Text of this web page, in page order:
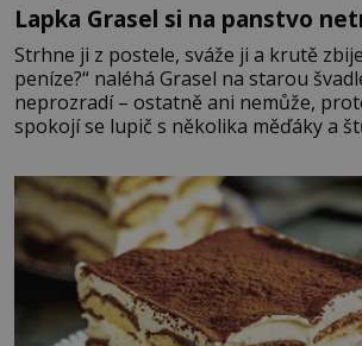
Lapka Grasel si na panstvo
Strhne ji z postele, sváže ji a krutě
peníze?“ naléhá Grasel na starou
neprozradí – ostatně ani nemůže,
spokojí se lupič s několika měďáky a
krutý. Jeho činy budí hrůzu ještě